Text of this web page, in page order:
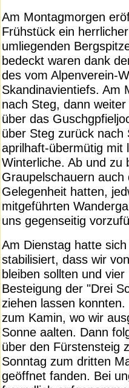
Am Montagmorgen
Frühstück ein
umliegenden
bedeckt waren dank
des vom Alpenverein-
Skandinavientiefs. Am
nach Steg, dann
über das
über Steg zurück
aprilhaft-übermütig mit
Winterliche. Ab und zu
Graupelschauern
Gelegenheit hatten,
mitgeführten
uns gegenseitig
Am Dienstag hatte
stabilisiert, dass wir
bleiben sollten und
Besteigung der "Drei
ziehen lassen
zum Kamin, wo wir
Sonne aalten. Dann
über den Fürstensteig
Sonntag zum dritten
geöffnet fanden. Bei